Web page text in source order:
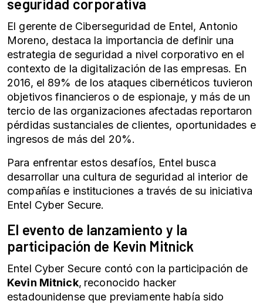
seguridad corporativa
El gerente de Ciberseguridad de Entel, Antonio
Moreno, destaca la importancia de definir una
estrategia de seguridad a nivel corporativo en el
contexto de la digitalización de las empresas. En
2016, el 89% de los ataques cibernéticos tuvieron
objetivos financieros o de espionaje, y más de un
tercio de las organizaciones afectadas reportaron
pérdidas sustanciales de clientes, oportunidades e
ingresos de más del 20%.
Para enfrentar estos desafíos, Entel busca
desarrollar una cultura de seguridad al interior de
compañías e instituciones a través de su iniciativa
Entel Cyber Secure.
El evento de lanzamiento y la
participación de Kevin Mitnick
Entel Cyber Secure contó con la participación de
Kevin Mitnick, reconocido hacker
estadounidense que previamente había sido